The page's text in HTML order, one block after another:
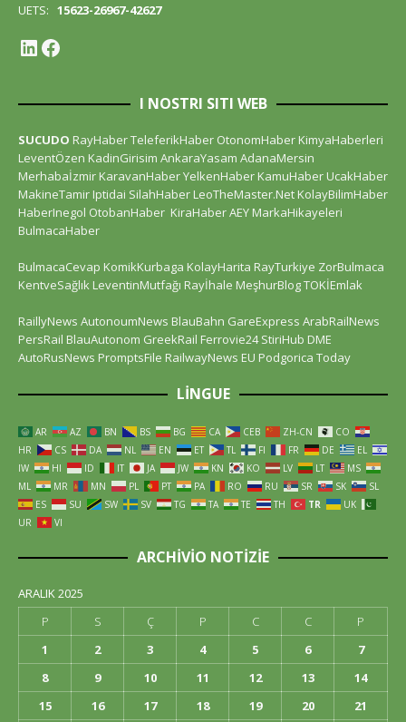
UETS: 15623-26967-42627
I NOSTRI SITI WEB
SUCUDO RayHaberTeleferikHaber OtonomHaber KimyaHaberleri
LeventÖzen KadinGirisim AnkaraYasam AdanaMersin
Merhabaİzmir KaravanHaberYelkenHaber KamuHaber UcakHaber
MakineTamir Iptidai SilahHaber LeoTheMaster.Net KolayBilimHaber
HaberInegol OtobanHaber KiraHaberAEY MarkaHikayeleri
BulmacaHaber
BulmacaCevap KomikKurbaga KolayHarita RayTurkiye ZorBulmaca
KentveSağlık LeventinMutfağı Rayİhale MeşhurBlogTOKİEmlak
RaillyNews AutonoumNews BlauBahn GareExpress ArabRailNews
PersRail BlauAutonom GreekRail Ferrovie24 StiriHub DME
AutoRusNews PromptsFile RailwayNews EU Podgorica Today
LINGUE
AR AZ BN BS BG CA CEB ZH-CN
CO
HR
CS DA NL EN ET TL FI FR DE
EL
IW
HI ID IT JA JW KN KO LV LT
MS
ML
MR MN PL PT PA RO RU SR SK
SL
ES
SU SW SV TG TA TE TH TR
UK
UR
VI
ARCHIVIO NOTIZIE
ARALIK 2025
P
S Ç P C C
P
1
2 3 4 5 6
7
8
9 10 11 12 13
14
15
16 17 18 19 20 21